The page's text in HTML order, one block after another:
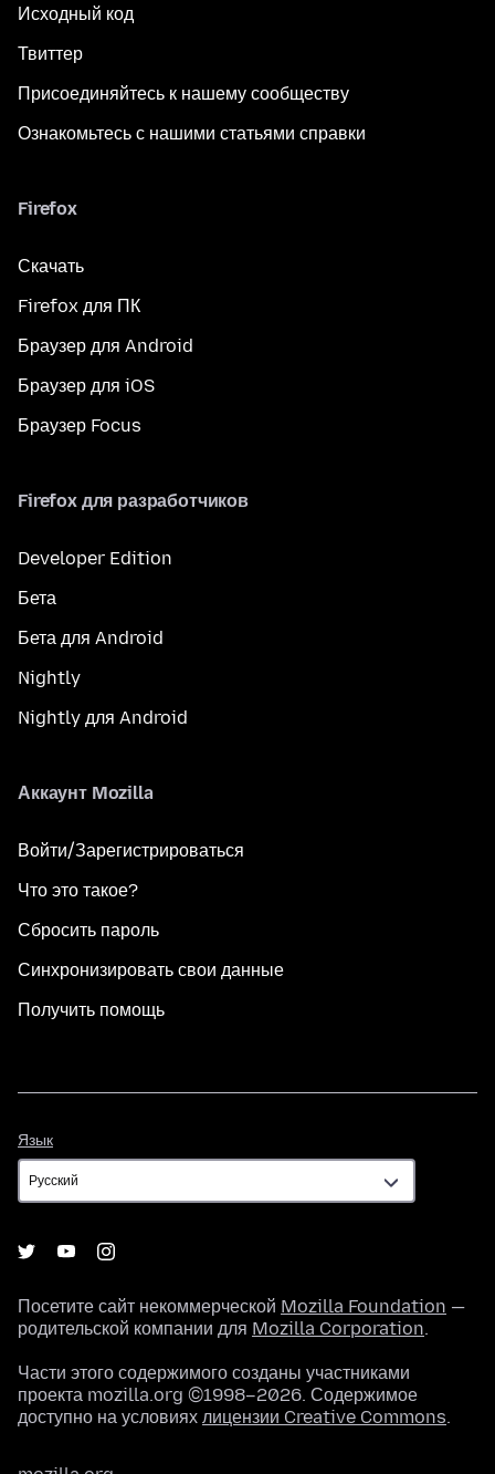
Исходный код
Твиттер
Присоединяйтесь к нашему сообществу
Ознакомьтесь с нашими статьями справки
Firefox
Скачать
Firefox для ПК
Браузер для Android
Браузер для iOS
Браузер Focus
Firefox для разработчиков
Developer Edition
Бета
Бета для Android
Nightly
Nightly для Android
Аккаунт Mozilla
Войти/Зарегистрироваться
Что это такое?
Сбросить пароль
Синхронизировать свои данные
Получить помощь
Язык
Посетите сайт некоммерческой Mozilla Foundation —
родительской компании для Mozilla Corporation.
Части этого содержимого созданы участниками
проекта mozilla.org ©1998–2026. Содержимое
доступно на условиях лицензии Creative Commons.